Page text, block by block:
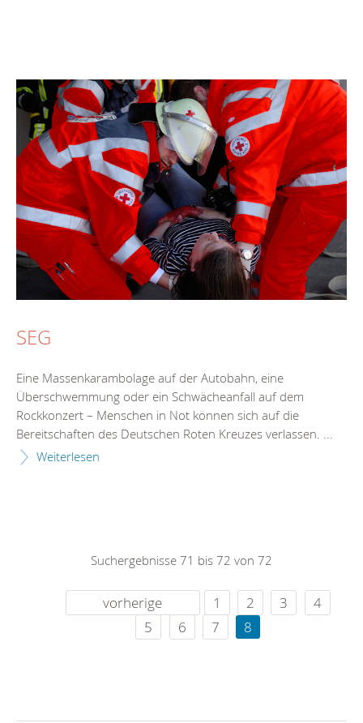
SEG
Eine Massenkarambolage auf der Autobahn, eine
Überschwemmung oder ein Schwächeanfall auf dem
Rockkonzert – Menschen in Not können sich auf die
Bereitschaften des Deutschen Roten Kreuzes verlassen. ...
Weiterlesen
Suchergebnisse 71 bis 72 von 72
vorherige 1 2 3
4
5
6 7 8